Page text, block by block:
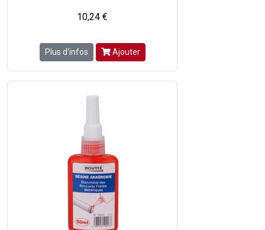
10,24 €
Plus d'infos Ajouter